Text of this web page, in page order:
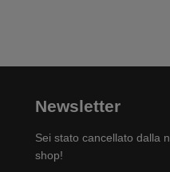
Newsletter
Sei stato cancellato dalla
shop!